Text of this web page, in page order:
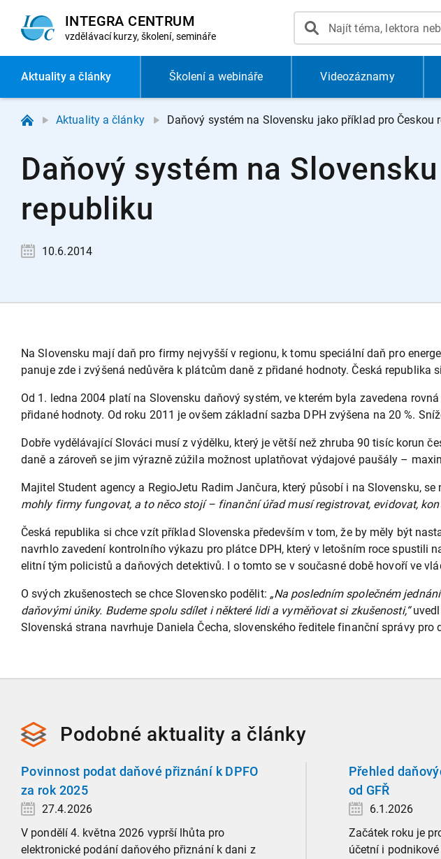
INTEGRA CENTRUM
vzdělávací kurzy, školení, semináře
Aktualitya články Školení a webináře Videozáznamy
Aktuality a články Daňový systém na Slovensku jako příklad pro Českou
Daňový systém na
republiku
10.6.2014
Na Slovensku mají daň pro firmy nejvyšší v regionu, k tomu speciální daň pro
panuje zde i zvýšená nedůvěra k plátcům daně z přidané hodnoty. Česká republika
Od 1. ledna 2004 platí na Slovensku daňový systém, ve kterém byla zavedena
přidané hodnoty. Od roku 2011 je ovšem základní sazba DPH zvýšena na 20 %.
Dobře vydělávající Slováci musí z výdělku, který je větší než zhruba 90 tisíc korun
daně a zároveň se jim výrazně zúžila možnost uplatňovat výdajové paušály –
Majitel Student agency a RegioJetu Radim Jančura, který působí i na Slovensku,
mohly firmy fungovat, a to něco stojí – finanční úřad musí registrovat, evidovat,
Česká republika si chce vzít příklad Slovenska především v tom, že by měly být
navrhlo zavedení kontrolního výkazu pro plátce DPH, který v letošním roce spustili
elitní tým policistů a daňových detektivů. I o tomto se v současné době hovoří ve
O svých zkušenostech se chce Slovensko podělit: „Na posledním společném
daňovými úniky. Budeme spolu sdílet i některé lidi a vyměňovat si zkušenosti,“uvedl
Slovenská strana navrhuje Daniela Čecha, slovenského ředitele finanční správy pro
Podobné aktuality a články
Povinnost podat daňové přiznání k DPFO
za rok 2025
27.4.2026
V pondělí 4. května 2026 vyprší lhůta pro
elektronické podání daňového přiznání k dani z
Přehled
od GFŘ
6.1.2026
Začátek roku je
účetní i